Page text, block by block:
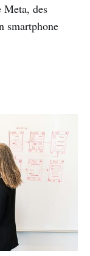
Meta, des
smartphone